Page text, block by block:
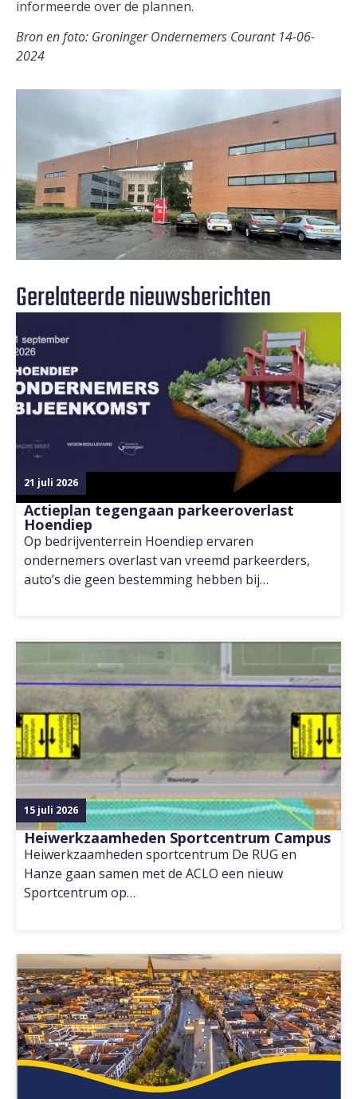
informeerde over de plannen.
Bron en foto: Groninger Ondernemers Courant 14-06-
2024
Gerelateerde nieuwsberichten
21 juli 2026
Actieplan tegengaan parkeeroverlast
Hoendiep
Op bedrijventerrein Hoendiep ervaren
ondernemers overlast van vreemd parkeerders,
auto’s die geen bestemming hebben bij…
15 juli 2026
Heiwerkzaamheden Sportcentrum Campus
Heiwerkzaamheden sportcentrum De RUG en
Hanze gaan samen met de ACLO een nieuw
Sportcentrum op…